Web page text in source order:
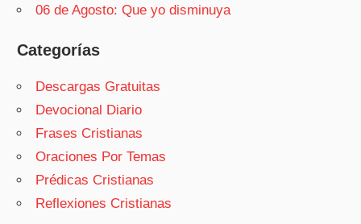
06 de Agosto: Que yo disminuya
Categorías
Descargas Gratuitas
Devocional Diario
Frases Cristianas
Oraciones Por Temas
Prédicas Cristianas
Reflexiones Cristianas